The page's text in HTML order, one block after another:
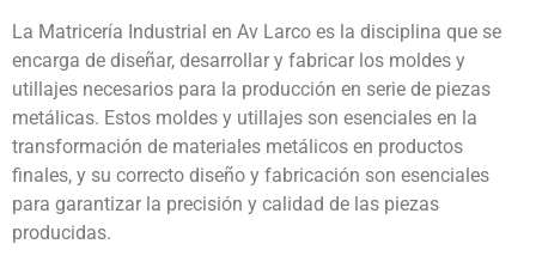
La Matricería Industrial en Av Larco es la disciplina que se
encarga de diseñar, desarrollar y fabricar los moldes y
utillajes necesarios para la producción en serie de piezas
metálicas. Estos moldes y utillajes son esenciales en la
transformación de materiales metálicos en productos
finales, y su correcto diseño y fabricación son esenciales
para garantizar la precisión y calidad de las piezas
producidas.